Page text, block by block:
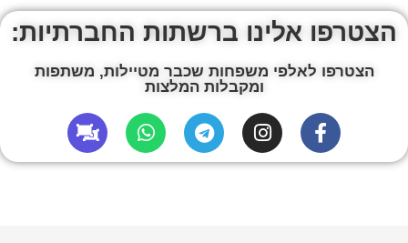
הצטרפו אלינו ברשתות החברתיות:
הצטרפו לאלפי משפחות שכבר מטיילות, משתפות
ומקבלות המלצות